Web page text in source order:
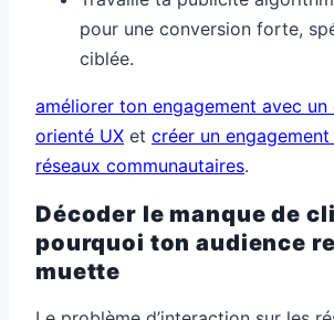
pour une conversion forte,
ciblée.
améliorer ton engagement avec un
orienté UX et créer un
réseaux communautaires.
Décoder le manque de
pourquoi ton audience
muette